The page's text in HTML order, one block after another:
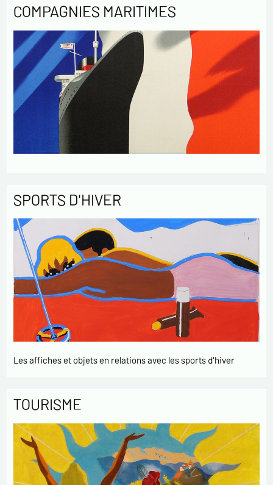
COMPAGNIES MARITIMES
SPORTS D'HIVER
Les affiches et objets en relations avec les sports d'hiver
TOURISME